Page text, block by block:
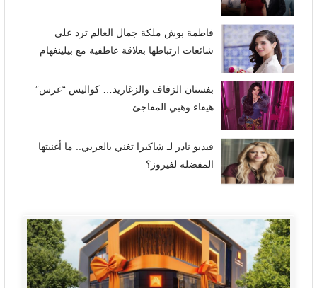
فاطمة بوش ملكة جمال العالم ترد على
شائعات ارتباطها بعلاقة عاطفية مع بيلينغهام
بفستان الزفاف والزغاريد… كواليس “عرس”
هيفاء وهبي المفاجئ
فيديو نادر لـ شاكيرا تغني بالعربي.. ما أغنيتها
المفضلة لفيروز؟